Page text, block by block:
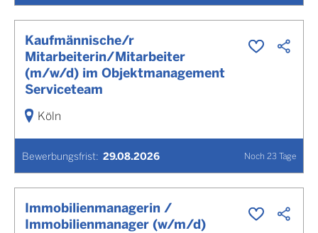
Kaufmännische/r
Mitarbeiterin/Mitarbeiter
(m/w/d) im Objektmanagement
Serviceteam
Bewerbungsfrist: 29.08.2026 Noch 23Tage
Köln
Immobilienmanagerin /
Immobilienmanager (w/m/d)